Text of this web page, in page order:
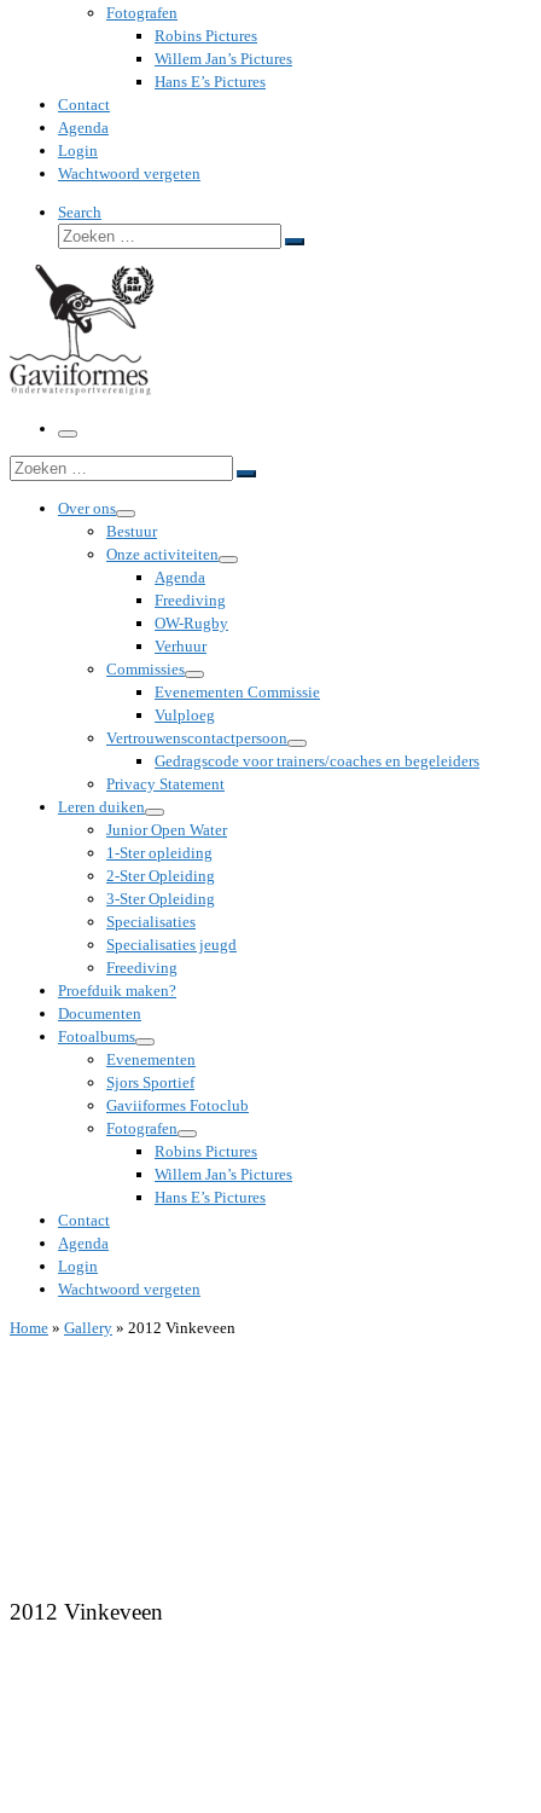
Fotografen
Robins Pictures
Willem Jan’s Pictures
Hans E’s Pictures
Contact
Agenda
Login
Wachtwoord vergeten
Search
Zoeken
Zoeken
Menu
Zoeken
Zoeken
Over ons
Bestuur
Onze activiteiten
Agenda
Freediving
OW-Rugby
Verhuur
Commissies
Evenementen Commissie
Vulploeg
Vertrouwenscontactpersoon
Gedragscode voor trainers/coaches en begeleiders
Privacy Statement
Leren duiken
Junior Open Water
1-Ster opleiding
2-Ster Opleiding
3-Ster Opleiding
Specialisaties
Specialisaties jeugd
Freediving
Proefduik maken?
Documenten
Fotoalbums
Evenementen
Sjors Sportief
Gaviiformes Fotoclub
Fotografen
Robins Pictures
Willem Jan’s Pictures
Hans E’s Pictures
Contact
Agenda
Login
Wachtwoord vergeten
Home » Gallery » 2012 Vinkeveen
2012 Vinkeveen